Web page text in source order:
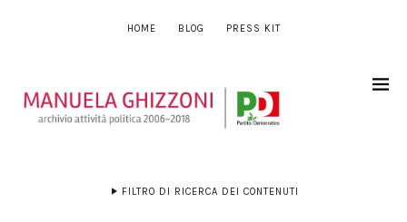
HOME BLOG PRESS KIT
FILTRO DI RICERCA DEI CONTENUTI